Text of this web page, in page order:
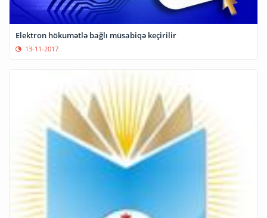
Elektron hökumətlə bağlı müsabiqə keçirilir
13-11-2017